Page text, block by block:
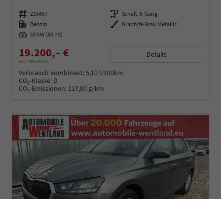
Fahrzeugnummer 216457 Getriebe Schalt. 5-Gang
Kraftstoff Benzin Außenfarbe Graphite Grau Metallic
Leistung 59 kW (80 PS)
19.200,– €
incl. 19% MwSt.
Details
Verbrauch kombiniert:5,10 l/100km
CO2-Klasse: D
CO2-Emissionen: 117,00 g/km